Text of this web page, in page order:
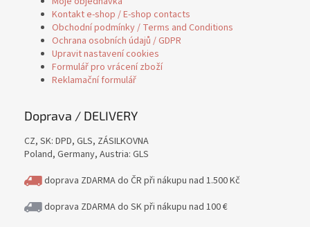
Kontakt e-shop / E-shop contacts
Obchodní podmínky / Terms and Conditions
Ochrana osobních údajů / GDPR
Upravit nastavení cookies
Formulář pro vrácení zboží
Reklamační formulář
Doprava / DELIVERY
CZ, SK: DPD, GLS, ZÁSILKOVNA
Poland, Germany, Austria: GLS
doprava ZDARMA do ČR při nákupu nad 1.500 Kč
doprava ZDARMA do SK při nákupu nad 100 €